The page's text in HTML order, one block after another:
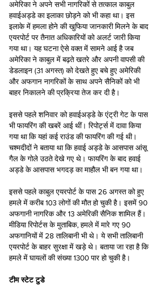
अमेरिका ने अपने सभी नागरिकों से तत्काल काबुल
हवाईअड्डे का इलाका छोड़ने को भी कहा था। इस
इलाके में हमला होने की खुफिया जानकारी मिलने के बाद
एयरपोर्ट पर तैनात अधिकारियों को अलर्ट जारी किया
गया था। यह घटना ऐसे वक्‍त में सामने आई है जब
अमेरिका ने काबुल में बढ़ते खतरे और अपनी वापसी की
डेडलाइन (31 अगस्त) को देखते हुए बचे हुए अमेरिकी
और अफगान नागरिकों के साथ अपने सैनिकों को भी
बाहर निकालने की प्रक्रिया तेज कर दी है।
इससे पहले शनिवार को हवाईअड्डे के एंट्री गेट के पास
भी फायरिंग की खबरें आई थीं। रिपोर्ट्स में दावा किया
गया था कि यहां कई राउंड की फायरिंग की गई थी।
चश्मदीदों ने बताया था कि हवाई अड्डे के आसपास आंसू
गैल के गोले उठते देखे गए थे। फायरिंग के बाद हवाई
अड्डे के आसपास भगदड़ का माहौल भी बन गया था।
इससे पहले काबुल एयरपोर्ट के पास 26 अगस्त को हुए
हमले में करीब 103 लोगों की मौत हो चुकी है। इसमें 90
अफगानी नागरिक और 13 अमेरिकी सैनिक शामिल हैं।
मीडिया रिपोर्टस के मुताबिक, हमले में मारे गए 90
अफगानियों में 28 तालिबानी भी थे। ये सभी तालिबानी
एयरपोर्ट के बाहर सुरक्षा में खड़े थे। बताया जा रहा है कि
हमले में घायलों की संख्या 1300 पार हो चुकी है।
टीम स्टेट टुडे